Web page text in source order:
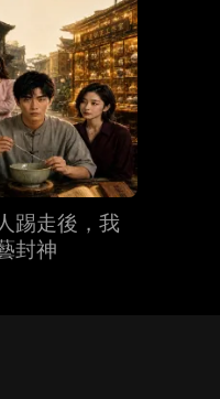
踢走後，我
封神